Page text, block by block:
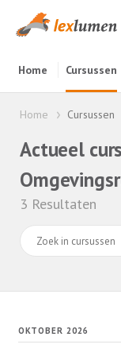
Home Cursussen
Home Cursussen
Actueel
3 Resultaten
OKTOBER 2026